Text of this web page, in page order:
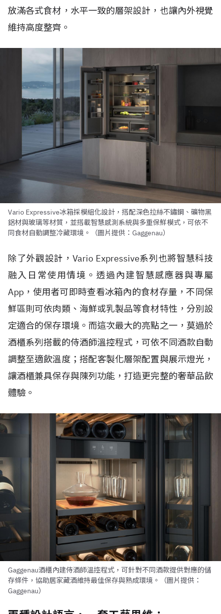
放滿各式食材，水平一致的層架設計，也讓內外視覺
維持高度整齊。
Vario Expressive冰箱採模組化設計，搭配深色拉絲不鏽鋼、礦物黑
鋁材與玻璃等材質，並搭載智慧感測系統與多重保鮮模式，可依不
同食材自動調整冷藏環境。（圖片提供：Gaggenau）
除了外觀設計，Vario Expressive系列也將智慧科技
融入日常使用情境。透過內建智慧感應器與專屬
App，使用者可即時查看冰箱內的食材存量，不同保
鮮區則可依肉類、海鮮或乳製品等食材特性，分別設
定適合的保存環境。而這次最大的亮點之一，莫過於
酒櫃系列搭載的侍酒師溫控程式，可依不同酒款自動
調整至適飲溫度；搭配客製化層架配置與展示燈光，
讓酒櫃兼具保存與陳列功能，打造更完整的奢華品飲
體驗。
Gaggenau酒櫃內建侍酒師溫控程式，可針對不同酒款提供對應的儲
存條件，協助居家藏酒維持最佳保存與熟成環境。（圖片提供：
Gaggenau）